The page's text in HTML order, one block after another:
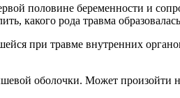
половине беременности и
какого рода травма
при травме внутренних
оболочки. Может произойти